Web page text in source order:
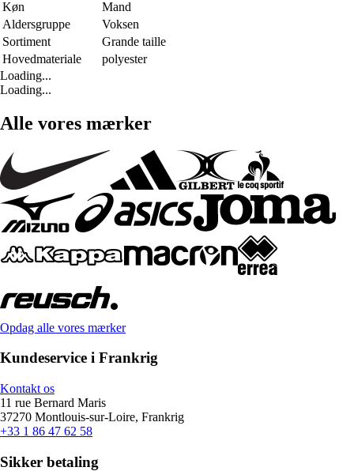
Køn
Mand
Aldersgruppe
Voksen
Sortiment
Grande taille
Hovedmateriale
polyester
Loading...
Loading...
Alle vores mærker
Opdag alle vores mærker
Kundeservice i Frankrig
Kontakt os
11 rue Bernard Maris
37270 Montlouis-sur-Loire, Frankrig
+33 1 86 47 62 58
Sikker betaling